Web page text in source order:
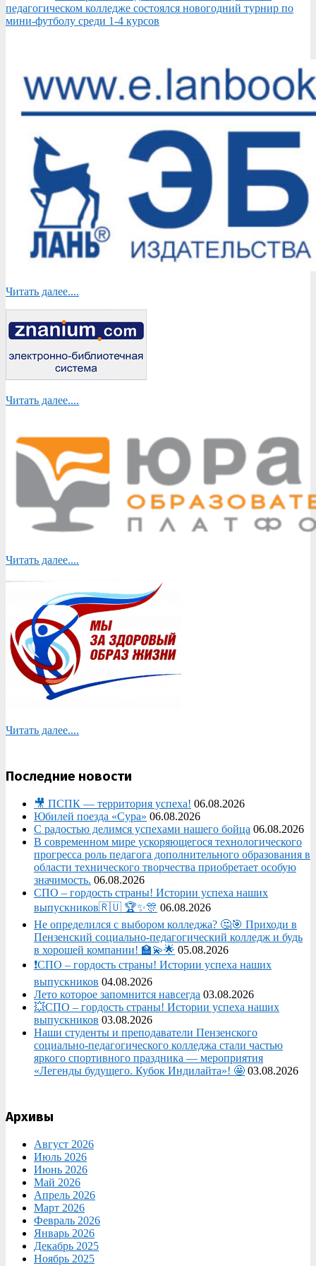
педагогическом колледже состоялся новогодний турнир по
мини-футболу среди 1-4 курсов
Читать далее....
Читать далее....
Читать далее....
Читать далее....
Последние новости
🎥 ПСПК — территория успеха! 06.08.2026
Юбилей поезда «Сура» 06.08.2026
С радостью делимся успехами нашего бойца 06.08.2026
В современном мире ускоряющегося технологического
прогресса роль педагога дополнительного образования в
области технического творчества приобретает особую
значимость. 06.08.2026
СПО – гордость страны! Истории успеха наших
выпускников🇷🇺 🏆✨🎊 06.08.2026
Не определился с выбором колледжа? 🤔🎯 Приходи в
Пензенский социально-педагогический колледж и будь
в хорошей компании! 🏫💫🌟 05.08.2026
❗СПО – гордость страны! Истории успеха наших
выпускников 04.08.2026
Лето которое запомнится навсегда 03.08.2026
💥СПО – гордость страны! Истории успеха наших
выпускников 03.08.2026
Наши студенты и преподаватели Пензенского
социально‑педагогического колледжа стали частью
яркого спортивного праздника — мероприятия
«Легенды будущего. Кубок Индилайта»! 🤩 03.08.2026
Архивы
Август 2026
Июль 2026
Июнь 2026
Май 2026
Апрель 2026
Март 2026
Февраль 2026
Январь 2026
Декабрь 2025
Ноябрь 2025